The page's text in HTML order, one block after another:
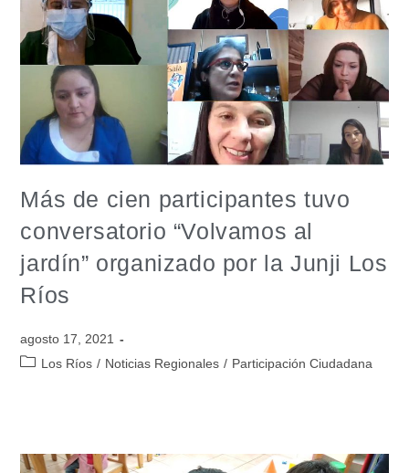
Más de cien participantes tuvo
conversatorio “Volvamos al
jardín” organizado por la Junji Los
Ríos
agosto 17, 2021
Los Ríos / Noticias Regionales / Participación Ciudadana